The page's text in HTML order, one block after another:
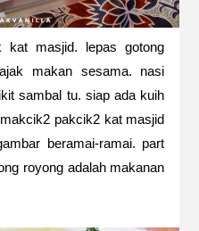
kat masjid. lepas gotong
makan sesama. nasi
sambal tu. siap ada kuih
pakcik2 kat masjid
beramai-ramai. part
royong adalah makanan